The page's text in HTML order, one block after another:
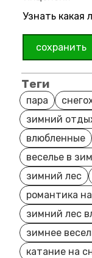
Узнать
сохранить
Теги
пара
зимний
влюбленные
веселье в
зимний лес
романтика
зимний лес
зимнее
катание на